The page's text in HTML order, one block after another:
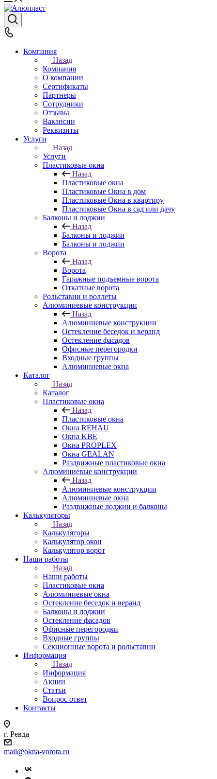
Компания
Назад
Компания
О компании
Сертификаты
Партнеры
Сотрудники
Отзывы
Вакансии
Реквизиты
Услуги
Назад
Услуги
Пластиковые окна
Назад
Пластиковые окна
Пластиковые Окна в дом
Пластиковые Окна в квартиру
Пластиковые Окна в сад или дачу
Балконы и лоджии
Назад
Балконы и лоджии
Балконы и лоджии
Ворота
Назад
Ворота
Гаражные подъемные ворота
Откатные ворота
Рольставни и роллеты
Алюминиевые конструкции
Назад
Алюминиевые конструкции
Остекление беседок и веранд
Остекление фасадов
Офисные перегородки
Входные группы
Алюминиевые окна
Каталог
Назад
Каталог
Пластиковые окна
Назад
Пластиковые окна
Окна REHAU
Окна KBE
Окна PROPLEX
Окна GEALAN
Раздвижные пластиковые окна
Алюминиевые конструкции
Назад
Алюминиевые конструкции
Алюминиевые окна
Раздвижные лоджии и балконы
Калькуляторы
Назад
Калькуляторы
Калькулятор окон
Калькулятор ворот
Наши работы
Назад
Наши работы
Пластиковые окна
Алюминиевые окна
Остекление беседок и веранд
Балконы и лоджии
Остекление фасадов
Офисные перегородки
Входные группы
Секционные ворота и рольставни
Информация
Назад
Информация
Акции
Статьи
Вопрос ответ
Контакты
г. Ревда
mail@okna-vorota.ru